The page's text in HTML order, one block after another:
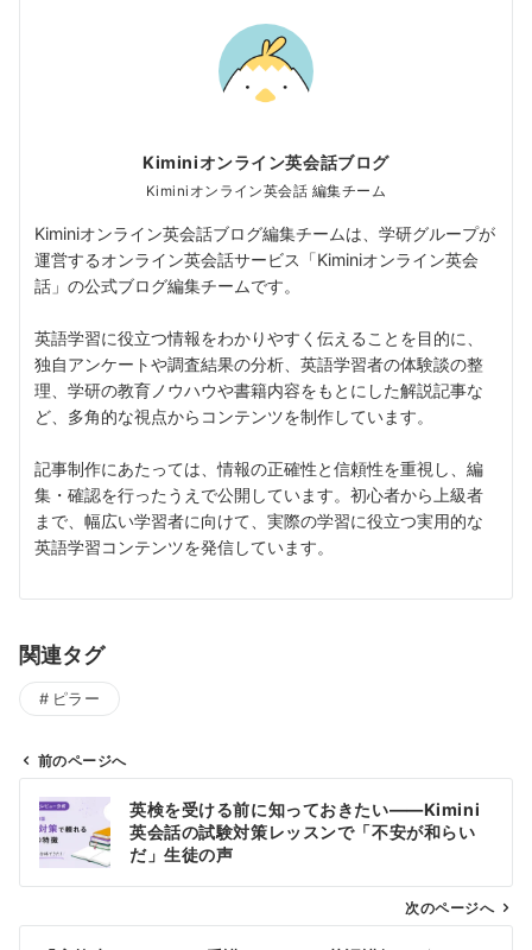
Kiminiオンライン英会話ブログ
Kiminiオンライン英会話 編集チーム
Kiminiオンライン英会話ブログ編集チームは、学研グループが
運営するオンライン英会話サービス「Kiminiオンライン英会
話」の公式ブログ編集チームです。
英語学習に役立つ情報をわかりやすく伝えることを目的に、
独自アンケートや調査結果の分析、英語学習者の体験談の整
理、学研の教育ノウハウや書籍内容をもとにした解説記事な
ど、多角的な視点からコンテンツを制作しています。
記事制作にあたっては、情報の正確性と信頼性を重視し、編
集・確認を行ったうえで公開しています。初心者から上級者
まで、幅広い学習者に向けて、実際の学習に役立つ実用的な
英語学習コンテンツを発信しています。
関連タグ
ピラー
ビ
前のページへ
英検を受ける前に知っておきたい——Kimini
英会話の試験対策レッスンで「不安が和らい
だ」生徒の声
次のページへ